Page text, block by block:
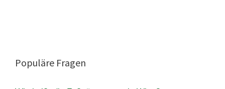
Populäre Fragen